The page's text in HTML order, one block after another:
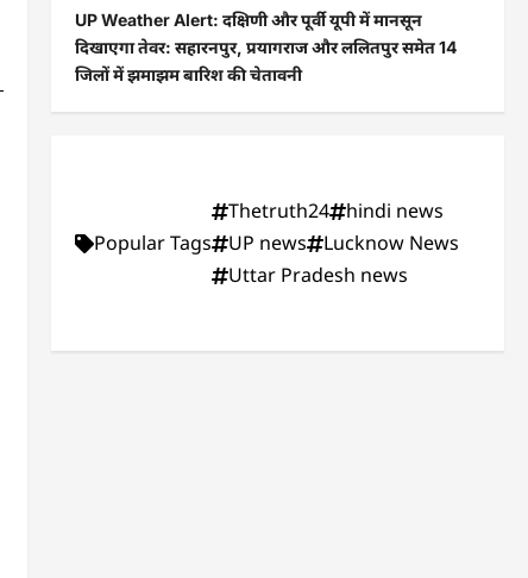
UP Weather Alert: दक्षिणी और पूर्वी यूपी में मानसून
दिखाएगा तेवर: सहारनपुर, प्रयागराज और ललितपुर समेत 14
जिलों में झमाझम बारिश की चेतावनी
Popular Tags
Thetruth24
hindi news
UP news
Lucknow News
Uttar Pradesh news